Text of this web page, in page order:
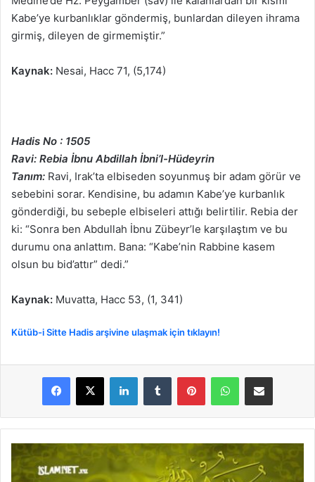
Kabe’ye kurbanlıklar göndermiş, bunlardan dileyen ihrama
girmiş, dileyen de girmemiştir.”
Kaynak: Nesai, Hacc 71, (5,174)
Hadis No : 1505
Ravi: Rebia İbnu Abdillah İbni’l-Hüdeyrin
Tanım: Ravi, Irak’ta elbiseden soyunmuş bir adam görür ve
sebebini sorar. Kendisine, bu adamın Kabe’ye kurbanlık
gönderdiği, bu sebeple elbiseleri attığı belirtilir. Rebia der
ki: “Sonra ben Abdullah İbnu Zübeyr’le karşılaştım ve bu
durumu ona anlattım. Bana: “Kabe’nin Rabbine kasem
olsun bu bid’attır” dedi.”
Kaynak: Muvatta, Hacc 53, (1, 341)
Kütüb-i Sitte Hadis arşivine ulaşmak için tıklayın!